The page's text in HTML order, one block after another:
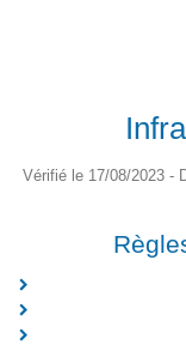
Vérifié le 17/08/2023 -